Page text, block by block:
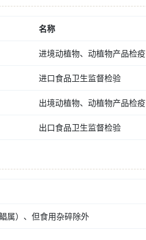
名称
进境动植物、动植物产品检疫
进口食品卫生监督检验
出境动植物、动植物产品检疫
出口食品卫生监督检验
属）、但食用杂碎除外